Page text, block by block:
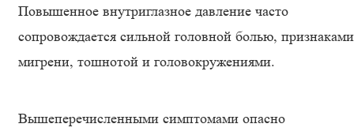
Повышенное внутриглазное давление часто
сопровождается сильной головной болью, признаками
мигрени, тошнотой и головокружениями.
Вышеперечисленными симптомами опасно